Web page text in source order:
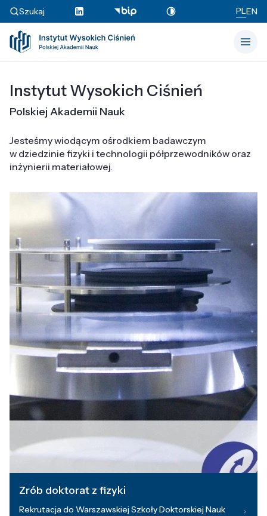
Szukaj PLEN
Instytut Wysokich Ciśnień
Polskiej Akademii Nauk
Jesteśmy wiodącym ośrodkiem badawczym
w dziedzinie fizyki i technologii półprzewodników oraz
inżynierii materiałowej.
Zrób doktorat z fizyki
Rekrutacja do Warszawskiej Szkoły Doktorskiej Nauk